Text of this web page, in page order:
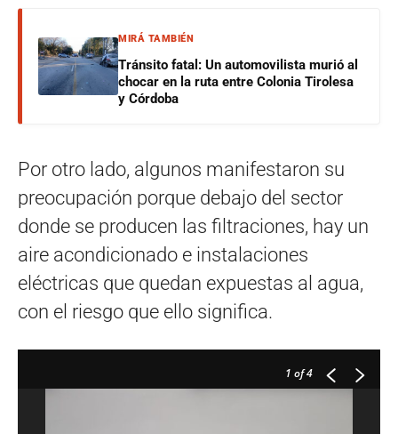
MIRÁ TAMBIÉN
Tránsito fatal: Un automovilista murió al
chocar en la ruta entre Colonia Tirolesa
y Córdoba
Por otro lado, algunos manifestaron su
preocupación porque debajo del sector
donde se producen las filtraciones, hay un
aire acondicionado e instalaciones
eléctricas que quedan expuestas al agua,
con el riesgo que ello significa.
1 of 4